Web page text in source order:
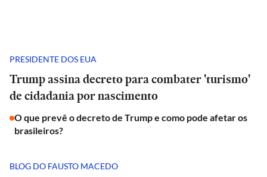
PRESIDENTE DOS EUA
Trump assina decreto para combater 'turismo'
de cidadania por nascimento
O que prevê o decreto de Trump e como pode afetar os
brasileiros?
BLOG DO FAUSTO MACEDO